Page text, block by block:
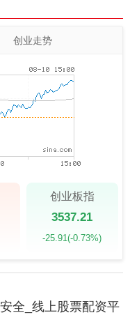
创业走势
创业板指
3537.21
-25.91(-0.73%)
全_线上股票配资平